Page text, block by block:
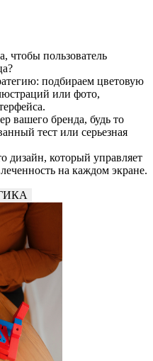
чтобы пользователь
подбираем цветовую
или фото,
вашего бренда, будь то
тест или серьезная
дизайн, который управляет
на каждом экране.